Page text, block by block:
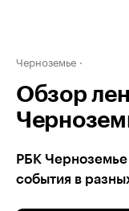
Черноземье
Обзор
РБК
события в